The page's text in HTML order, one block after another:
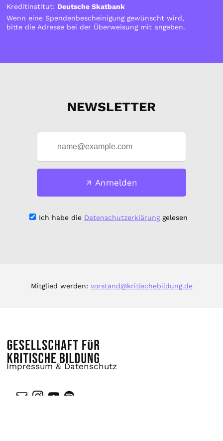
Kreditinstitut: Deutsche Skatbank
Wenn eine Spendenbescheinigung gewünscht wird,
bitte die Adresse bei der Überweisung mit angeben.
NEWSLETTER
Anmelden
Ich habe die Datenschutzerklärunggelesen
Mitglied werden: vorstand@kritischebildung.de
Impressum & Datenschutz